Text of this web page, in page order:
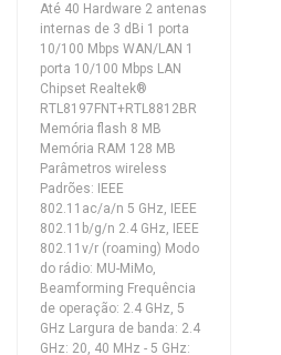
Até 40 Hardware 2 antenas
internas de 3 dBi 1 porta
10/100 Mbps WAN/LAN 1
porta 10/100 Mbps LAN
Chipset Realtek®
RTL8197FNT+RTL8812BR
Memória flash 8 MB
Memória RAM 128 MB
Parâmetros wireless
Padrões: IEEE
802.11ac/a/n 5 GHz, IEEE
802.11b/g/n 2.4 GHz, IEEE
802.11v/r (roaming) Modo
do rádio: MU-MiMo,
Beamforming Frequência
de operação: 2.4 GHz, 5
GHz Largura de banda: 2.4
GHz: 20, 40 MHz - 5 GHz: